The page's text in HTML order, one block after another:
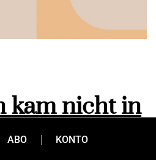
kam nicht in
ABO KONTO